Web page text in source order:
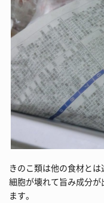
きのこ類は他の食材とは
細胞が壊れて旨み成分
ます。